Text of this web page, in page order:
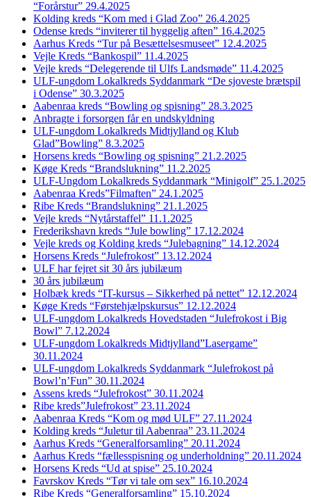
“Forårstur” 29.4.2025
Kolding kreds “Kom med i Glad Zoo” 26.4.2025
Odense kreds “inviterer til hyggelig aften” 16.4.2025
Aarhus Kreds “Tur på Besættelsesmuseet” 12.4.2025
Vejle Kreds “Bankospil” 11.4.2025
Vejle kreds “Delegerende til Ulfs Landsmøde” 11.4.2025
ULF-ungdom Lokalkreds Syddanmark “De sjoveste brætspil
i Odense” 30.3.2025
Aabenraa kreds “Bowling og spisning” 28.3.2025
Anbragte i forsorgen får en undskyldning
ULF-ungdom Lokalkreds Midtjylland og Klub
Glad”Bowling” 8.3.2025
Horsens kreds “Bowling og spisning” 21.2.2025
Køge Kreds “Brandslukning” 11.2.2025
ULF-Ungdom Lokalkreds Syddanmark “Minigolf” 25.1.2025
Aabenraa Kreds”Filmaften” 24.1.2025
Ribe Kreds “Brandslukning” 21.1.2025
Vejle kreds “Nytårstaffel” 11.1.2025
Frederikshavn kreds “Jule bowling” 17.12.2024
Vejle kreds og Kolding kreds “Julebagning” 14.12.2024
Horsens Kreds “Julefrokost” 13.12.2024
ULF har fejret sit 30 års jubilæum
30 års jubilæum
Holbæk kreds “IT-kursus – Sikkerhed på nettet” 12.12.2024
Køge Kreds “Førstehjælpskursus” 12.12.2024
ULF-ungdom Lokalkreds Hovedstaden “Julefrokost i Big
Bowl” 7.12.2024
ULF-ungdom Lokalkreds Midtjylland”Lasergame”
30.11.2024
ULF-ungdom Lokalkreds Syddanmark “Julefrokost på
Bowl’n’Fun” 30.11.2024
Assens kreds “Julefrokost” 30.11.2024
Ribe kreds”Julefrokost” 23.11.2024
Aabenraa Kreds “Kom og mød ULF” 27.11.2024
Kolding kreds “Juletur til Aabenraa” 23.11.2024
Aarhus Kreds “Generalforsamling” 20.11.2024
Aarhus Kreds “fællesspisning og underholdning” 20.11.2024
Horsens Kreds “Ud at spise” 25.10.2024
Favrskov Kreds “Tør vi tale om sex” 16.10.2024
Ribe Kreds “Generalforsamling” 15.10.2024